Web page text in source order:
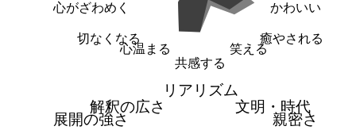
かわいい
癒やされる
笑える
共感する
心温まる
切なくなる
心がざわめく
リアリズム
文明・時代
親密さ
展開の強さ
解釈の広さ